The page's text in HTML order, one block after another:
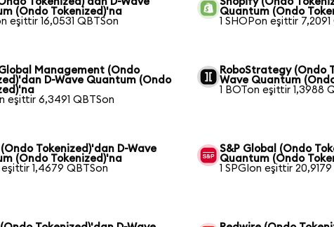
(Ondo Tokenized)'na
eşittir 16,0531 QBTSon
Quantum (Ondo
1 SHOPon eşittir 7,2091
Management (Ondo
D-Wave Quantum (Ondo
eşittir 6,3491 QBTSon
RoboStrategy (Ondo
Wave Quantum
1 BOTon eşittir 1,3988
Tokenized)'dan D-Wave
(Ondo Tokenized)'na
eşittir 1,4679 QBTSon
S&P Global (Ondo
Quantum (Ondo
1 SPGIon eşittir